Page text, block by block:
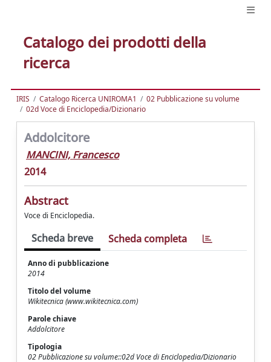
Catalogo dei prodotti della
ricerca
IRIS Catalogo Ricerca UNIROMA1
02 Pubblicazione su volume
02d Voce di Enciclopedia/Dizionario
Addolcitore
MANCINI, Francesco
2014
Abstract
Voce di Enciclopedia.
Scheda breve Scheda completa
Anno di pubblicazione
2014
Titolo del volume
Wikitecnica (www.wikitecnica.com)
Parole chiave
Addolcitore
Tipologia
02 Pubblicazione su volume::02d Voce di Enciclopedia/Dizionario